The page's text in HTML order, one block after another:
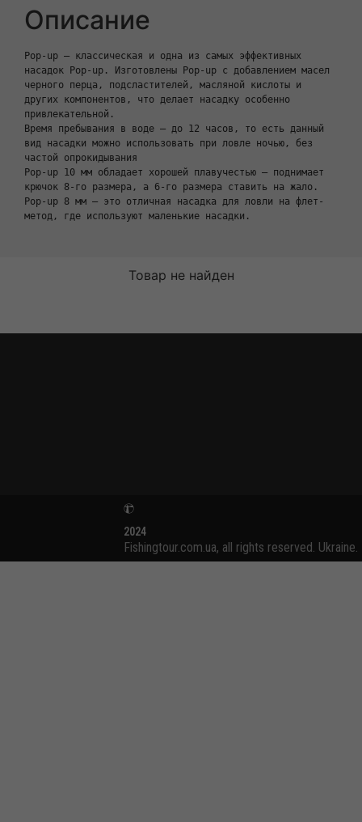
Описание
Pop-up – классическая и одна из самых эффективных
насадок Pop-up. Изготовлены Pop-up с добавлением масел
черного перца, подсластителей, масляной кислоты и
других компонентов, что делает насадку особенно
привлекательной.
Время пребывания в воде – до 12 часов, то есть данный
вид насадки можно использовать при ловле ночью, без
частой опрокидывания
Pop-up 10 мм обладает хорошей плавучестью – поднимает
крючок 8-го размера, а 6-го размера ставить на жало.
Pop-up 8 мм – это отличная насадка для ловли на флет-
метод, где используют маленькие насадки.
Товар не найден
2024
Fishingtour.com.ua, all rights reserved. Ukraine.